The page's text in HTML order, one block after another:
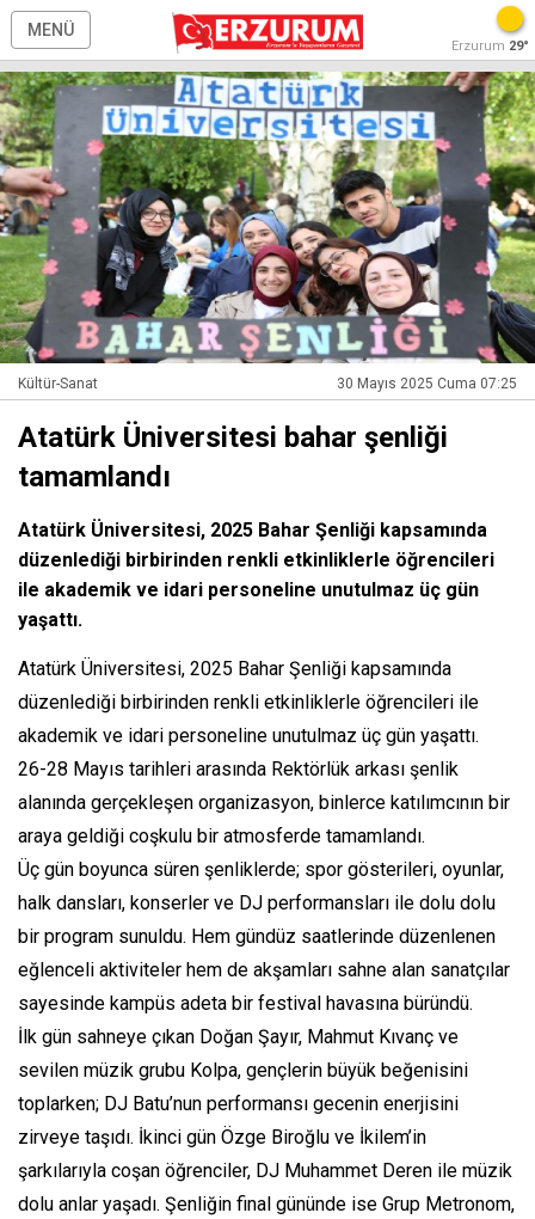
MENÜ
Erzurum 29°
Kültür-Sanat 30 Mayıs 2025 Cuma 07:25
Atatürk Üniversitesi bahar şenliği
tamamlandı
Atatürk Üniversitesi, 2025 Bahar Şenliği kapsamında
düzenlediği birbirinden renkli etkinliklerle öğrencileri
ile akademik ve idari personeline unutulmaz üç gün
yaşattı.
Atatürk Üniversitesi, 2025 Bahar Şenliği kapsamında
düzenlediği birbirinden renkli etkinliklerle öğrencileri ile
akademik ve idari personeline unutulmaz üç gün yaşattı.
26-28 Mayıs tarihleri arasında Rektörlük arkası şenlik
alanında gerçekleşen organizasyon, binlerce katılımcının bir
araya geldiği coşkulu bir atmosferde tamamlandı.
Üç gün boyunca süren şenliklerde; spor gösterileri, oyunlar,
halk dansları, konserler ve DJ performansları ile dolu dolu
bir program sunuldu. Hem gündüz saatlerinde düzenlenen
eğlenceli aktiviteler hem de akşamları sahne alan sanatçılar
sayesinde kampüs adeta bir festival havasına büründü.
İlk gün sahneye çıkan Doğan Şayır, Mahmut Kıvanç ve
sevilen müzik grubu Kolpa, gençlerin büyük beğenisini
toplarken; DJ Batu’nun performansı gecenin enerjisini
zirveye taşıdı. İkinci gün Özge Biroğlu ve İkilem’in
şarkılarıyla coşan öğrenciler, DJ Muhammet Deren ile müzik
dolu anlar yaşadı. Şenliğin final gününde ise Grup Metronom,